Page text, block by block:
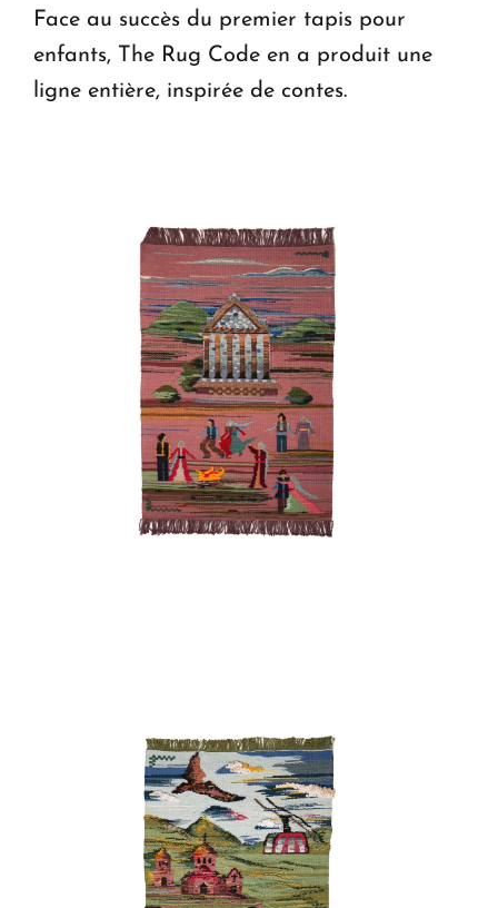
Face au succès du premier tapis pour
enfants, The Rug Code en a produit une
ligne entière, inspirée de contes.